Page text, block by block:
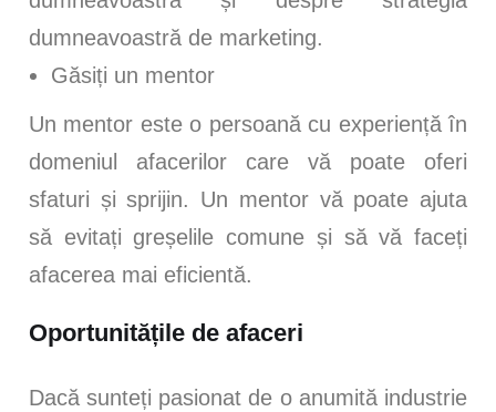
dumneavoastră de marketing.
Găsiți un mentor
Un mentor este o persoană cu experiență în
domeniul afacerilor care vă poate oferi
sfaturi și sprijin. Un mentor vă poate ajuta
să evitați greșelile comune și să vă faceți
afacerea mai eficientă.
Oportunitățile de afaceri
Dacă sunteți pasionat de o anumită industrie